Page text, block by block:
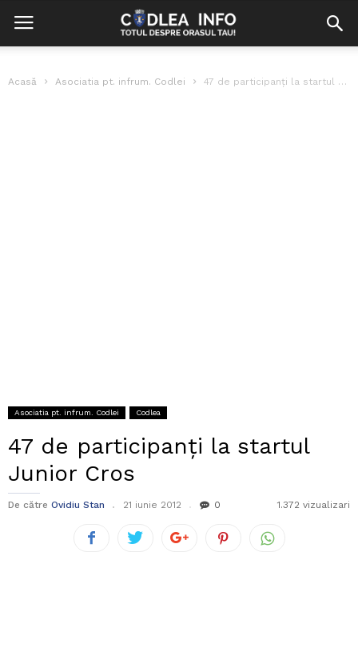
Acasă Asociatia pt. infrum. Codlei 47 de participanți la startul Junior Cros
Asociatia pt. infrum. Codlei Codlea
47 de participanți la startul
Junior Cros
De către Ovidiu Stan 21 iunie 2012 0 1.372 vizualizari